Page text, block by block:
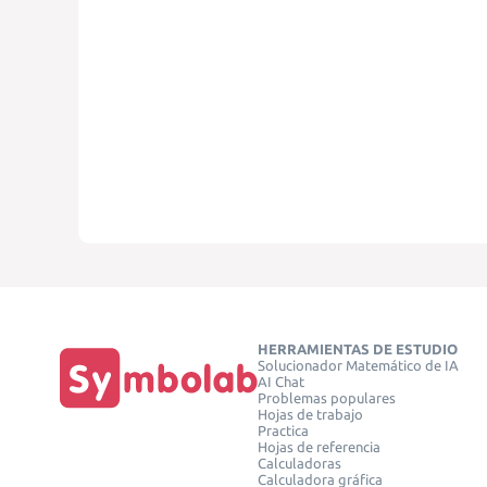
HERRAMIENTAS DE ESTUDIO
Solucionador Matemático de IA
AI Chat
Problemas populares
Hojas de trabajo
Practica
Hojas de referencia
Calculadoras
Calculadora gráfica